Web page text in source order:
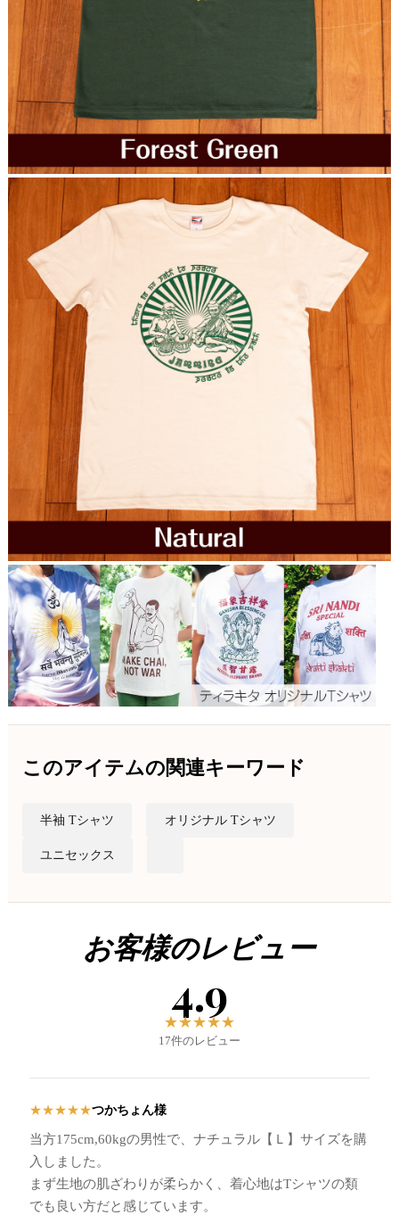
このアイテムの関連キーワード
半袖 Tシャツ オリジナル Tシャツ
ユニセックス
お客様のレビュー
4.9
★★★★★
17件のレビュー
★★★★★つかちょん様
当方175cm,60kgの男性で、ナチュラル【Ｌ】サイズを購
入しました。
まず生地の肌ざわりが柔らかく、着心地はTシャツの類
でも良い方だと感じています。